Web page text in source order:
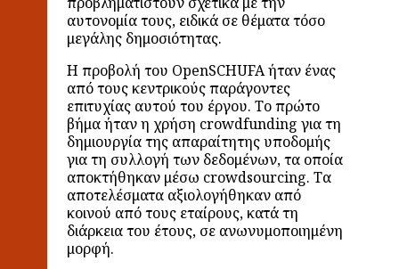
αυτονομία τους, ειδικά σε θέματα τόσο
μεγάλης δημοσιότητας.
Η προβολή του OpenSCHUFA ήταν ένας
από τους κεντρικούς παράγοντες
επιτυχίας αυτού του έργου. Το πρώτο
βήμα ήταν η χρήση crowdfunding για τη
δημιουργία της απαραίτητης υποδομής
για τη συλλογή των δεδομένων, τα οποία
αποκτήθηκαν μέσω crowdsourcing. Τα
αποτελέσματα αξιολογήθηκαν από
κοινού από τους εταίρους, κατά τη
διάρκεια του έτους, σε ανωνυμοποιημένη
μορφή.